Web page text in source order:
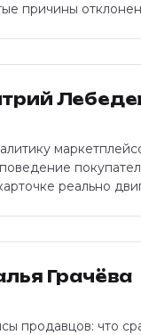
причины
реально
Грачёва
продавцов: что